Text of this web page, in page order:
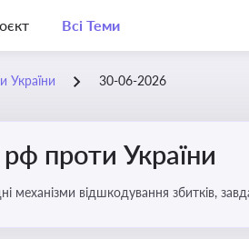
Всі Теми
України 30-06-2026
рф проти України
механізми відшкодування збитків,